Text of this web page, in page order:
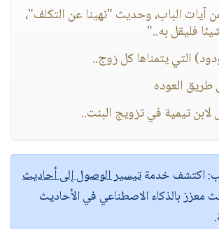
آيات الباب، وحديث "نهينا عن التكلف"،
فليقل به.."
التي يتمناها كل زوج..
العوده
تيمية في تزويج البنت..
اكتشف خدمةتيسير الوصول إلى أحاديث
معزز بالذكاء الاصطناعي في الأحاديث